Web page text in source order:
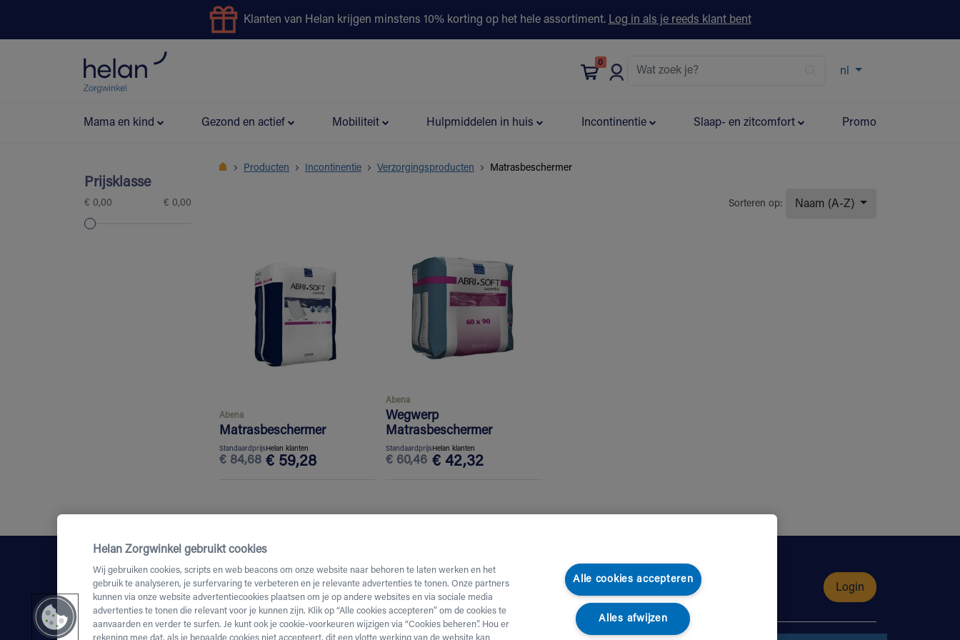
Klanten van Helan krijgen minstens 10% korting op het hele assortiment. Log in als je reeds klant bent
0
nl
Mama en kind Gezond en actief Mobiliteit Hulpmiddelen in huis Incontinentie Slaap- en zitcomfort Promo
Prijsklasse
€ 0,00 € 0,00
Producten Incontinentie Verzorgingsproducten Matrasbeschermer
Sorteren op: Naam (A-Z)
Abena
Matrasbeschermer
Standaardprijs
€ 84,68
Helan klanten
€ 59,28
Abena
Wegwerp
Matrasbeschermer
Standaardprijs
€ 60,46
Helan klanten
€ 42,32
Login
Helan Zorgwinkel gebruikt cookies
Wij gebruiken cookies, scripts en web beacons om onze website naar behoren te laten werken en het
gebruik te analyseren, je surfervaring te verbeteren en je relevante advertenties te tonen. Onze partners
kunnen via onze website advertentiecookies plaatsen om je op andere websites en via sociale media
advertenties te tonen die relevant voor je kunnen zijn. Klik op “Alle cookies accepteren” om de cookies te
aanvaarden en verder te surfen. Je kunt ook je cookie-voorkeuren wijzigen via “Cookies beheren”. Hou er
Alle cookies accepteren
Alles afwijzen